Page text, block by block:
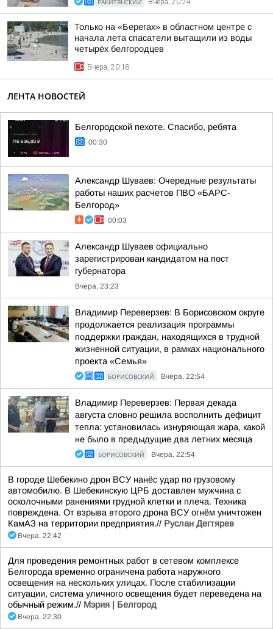
РАКИТЯНСКИЙ Вчера, 20:24
Только на «Берегах» в областном центре с
начала лета спасатели вытащили из воды
четырёх белгородцев
Вчера, 20:18
ЛЕНТА НОВОСТЕЙ
Белгородской пехоте. Спасибо, ребята
00:30
Александр Шуваев: Очередные результаты
работы наших расчетов ПВО «БАРС-
Белгород»
00:03
Александр Шуваев официально
зарегистрирован кандидатом на пост
губернатора
Вчера, 23:23
Владимир Переверзев: В Борисовском округе
продолжается реализация программы
поддержки граждан, находящихся в трудной
жизненной ситуации, в рамках национального
проекта «Семья»
БОРИСОВСКИЙ Вчера, 22:54
Владимир Переверзев: Первая декада
августа словно решила восполнить дефицит
тепла: установилась изнуряющая жара, какой
не было в предыдущие два летних месяца
БОРИСОВСКИЙ Вчера, 22:54
В городе Шебекино дрон ВСУ нанёс удар по грузовому
автомобилю. В Шебекинскую ЦРБ доставлен мужчина с
осколочными ранениями грудной клетки и плеча. Техника
повреждена. От взрыва второго дрона ВСУ огнём уничтожен
КамАЗ на территории предприятия.// Руслан Дегтярев
Вчера, 22:42
Для проведения ремонтных работ в сетевом комплексе
Белгорода временно ограничена работа наружного
освещения на нескольких улицах. После стабилизации
ситуации, система уличного освещения будет переведена на
обычный режим.// Мэрия | Белгород
Вчера, 22:30